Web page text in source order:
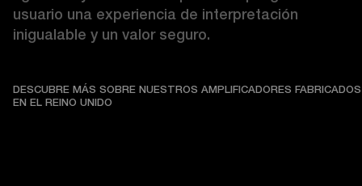
usuario una experiencia de interpretación
inigualable y un valor seguro.
DESCUBRE MÁS SOBRE NUESTROS AMPLIFICADORES FABRICADOS
EN EL REINO UNIDO